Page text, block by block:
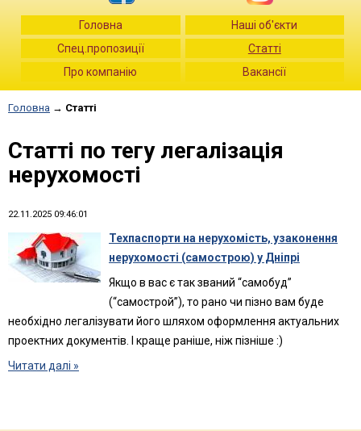
Головна
Наші об'єкти
Спец.пропозиції
Статті
Про компанію
Вакансії
Головна → Статті
Статті по тегу легалізація
нерухомості
22.11.2025 09:46:01
Техпаспорти на нерухомість, узаконення
нерухомості (самострою) у Дніпрі
Якщо в вас є так званий “самобуд”
(“самострой”), то рано чи пізно вам буде
необхідно легалізувати його шляхом оформлення актуальних
проектних документів. І краще раніше, ніж пізніше :)
Читати далі »